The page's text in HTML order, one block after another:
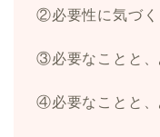
②必要性に気づく
③必要なことと、
④必要なことと、